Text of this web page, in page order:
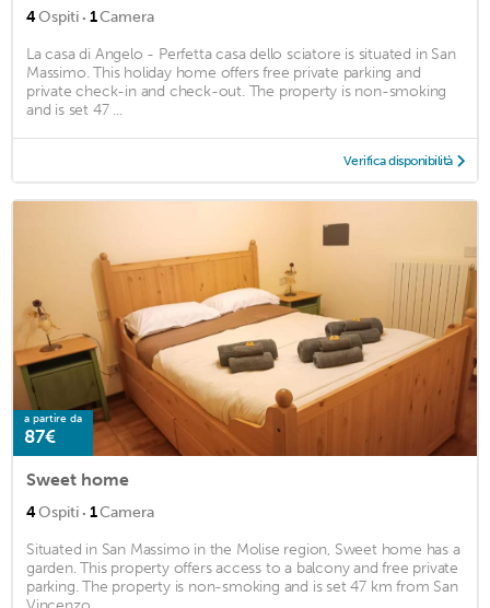
4Ospiti · 1Camera
La casa di Angelo - Perfetta casa dello sciatore is situated in San
Massimo. This holiday home offers free private parking and
private check-in and check-out. The property is non-smoking
and is set 47 ...
Verifica disponibilità
a partire da
87€
Sweet home
4Ospiti · 1Camera
Situated in San Massimo in the Molise region, Sweet home has a
garden. This property offers access to a balcony and free private
parking. The property is non-smoking and is set 47 km from San